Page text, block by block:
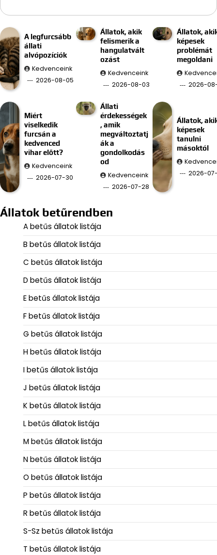
A legfurcsább
állati
alvópozíciók
Kedvenceink
2026-08-05
Állatok, akik
felismerik a
hangulatvált
ozást
Kedvenceink
2026-08-03
Állatok,
képesek
problémát
megoldani
2026-
Miért
viselkedik
furcsán a
kedvenced
vihar előtt?
Kedvenceink
2026-07-30
Állati
érdekességek
, amik
megváltoztatj
ák a
gondolkodás
od
Kedvenceink
2026-07-28
Állatok,
képesek
tanulni
másoktól
2026-
Állatok betűrendben
A betűs állatok listája
B betűs állatok listája
C betűs állatok listája
D betűs állatok listája
E betűs állatok listája
F betűs állatok listája
G betűs állatok listája
H betűs állatok listája
I betűs állatok listája
J betűs állatok listája
K betűs állatok listája
L betűs állatok listája
M betűs állatok listája
N betűs állatok listája
O betűs állatok listája
P betűs állatok listája
R betűs állatok listája
S-Sz betűs állatok listája
T betűs állatok listája